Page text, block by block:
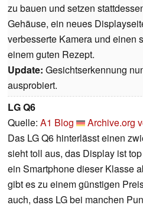
zu bauen und setzen
Gehäuse, ein neues
verbesserte Kamera und einen
einem guten Rezept.
Update: Gesichtserkennung
ausprobiert.
LG Q6
Quelle: A1 Blog
Archive.org
Das LG Q6 hinterlässt einen
sieht toll aus, das Display ist
ein Smartphone dieser Klasse
gibt es zu einem günstigen
auch, dass LG bei manchen